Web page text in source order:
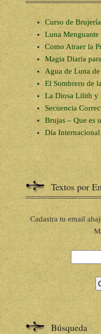
Curso de
Luna Menguante
Como Atraer la
Magia Diaria
Agua de Luna
El Sombrero de
La Diosa Lilith y
Secuencia
Brujas – Que es
Día
Textos por
Cadastra tu email
Búsqueda